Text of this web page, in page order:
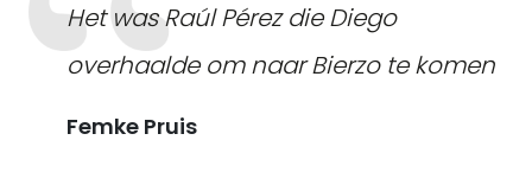
Het was Raúl Pérez die Diego
overhaalde om naar Bierzo te komen
Femke Pruis